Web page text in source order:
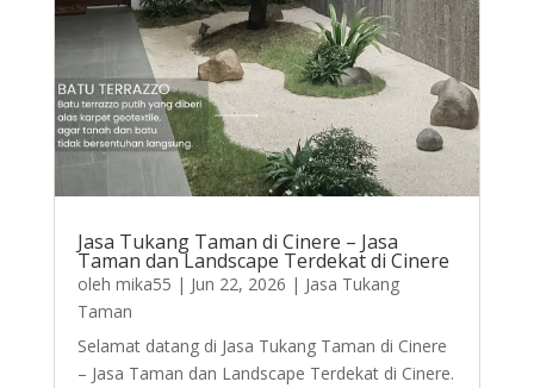
Jasa Tukang Taman di Cinere – Jasa
Taman dan Landscape Terdekat di Cinere
oleh mika55 | Jun 22, 2026 | Jasa Tukang
Taman
Selamat datang di Jasa Tukang Taman di Cinere
– Jasa Taman dan Landscape Terdekat di Cinere.